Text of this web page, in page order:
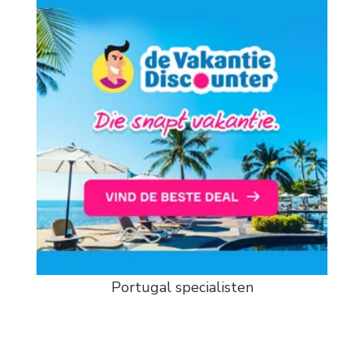
Portugal specialisten